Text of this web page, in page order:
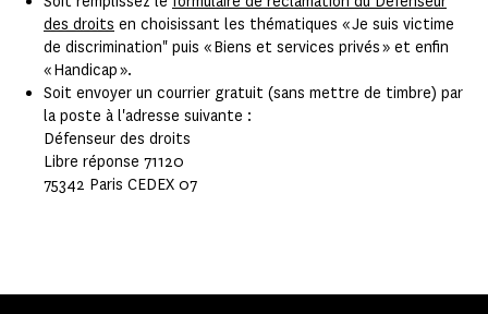
des droits en choisissant les thématiques « Je suis victime
de discrimination" puis « Biens et services privés » et enfin
« Handicap ».
Soit envoyer un courrier gratuit (sans mettre de timbre) par
la poste à l'adresse suivante :
Défenseur des droits
Libre réponse 71120
75342 Paris CEDEX 07